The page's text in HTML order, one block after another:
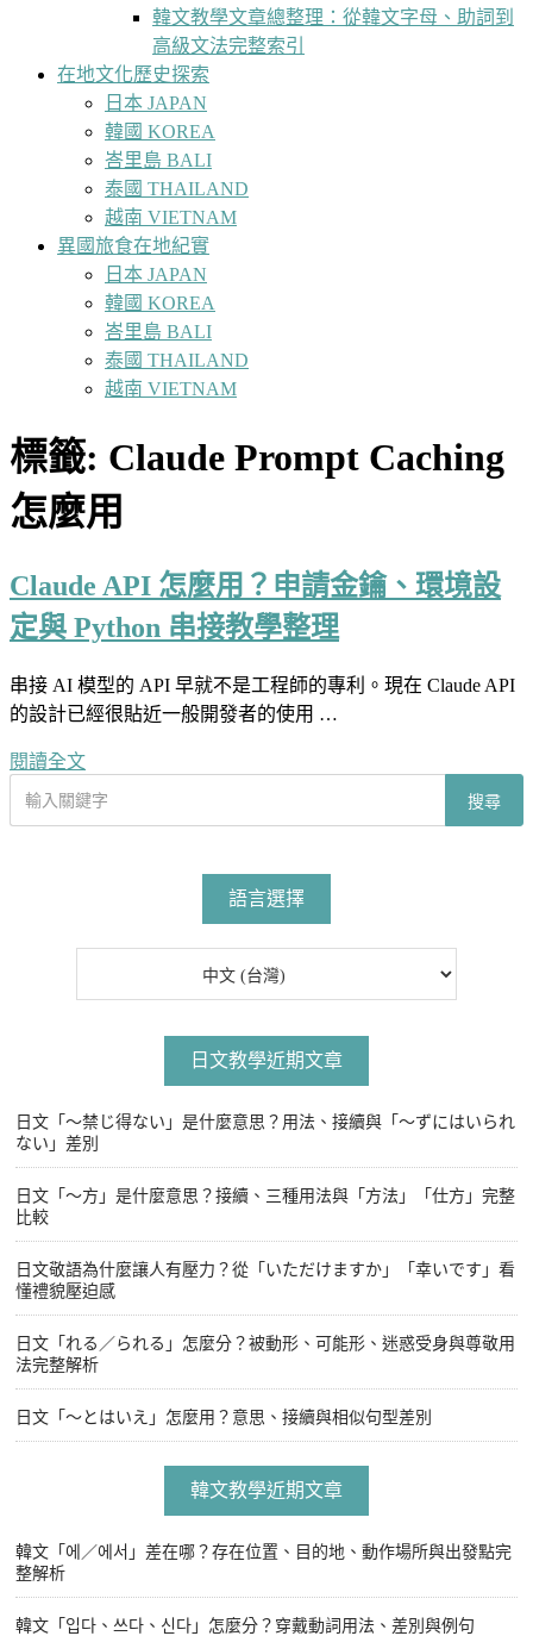
韓文教學文章總整理：從韓文字母、助詞到
高級文法完整索引
在地文化歷史探索
日本 JAPAN
韓國 KOREA
峇里島 BALI
泰國 THAILAND
越南 VIETNAM
異國旅食在地紀實
日本 JAPAN
韓國 KOREA
峇里島 BALI
泰國 THAILAND
越南 VIETNAM
標籤: Claude Prompt Caching
怎麼用
Claude API 怎麼用？申請金鑰、環境設
定與 Python 串接教學整理
串接 AI 模型的 API 早就不是工程師的專利。現在 Claude API
的設計已經很貼近一般開發者的使用 …
閱讀全文
搜尋
語言選擇
日文教學近期文章
日文「〜禁じ得ない」是什麼意思？用法、接續與「〜ずにはいられ
ない」差別
日文「〜方」是什麼意思？接續、三種用法與「方法」「仕方」完整
比較
日文敬語為什麼讓人有壓力？從「いただけますか」「幸いです」看
懂禮貌壓迫感
日文「れる／られる」怎麼分？被動形、可能形、迷惑受身與尊敬用
法完整解析
日文「〜とはいえ」怎麼用？意思、接續與相似句型差別
韓文教學近期文章
韓文「에／에서」差在哪？存在位置、目的地、動作場所與出發點完
整解析
韓文「입다、쓰다、신다」怎麼分？穿戴動詞用法、差別與例句